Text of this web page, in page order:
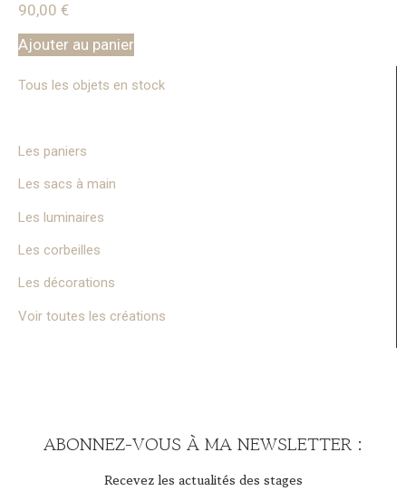
Tous les objets en stock
Les paniers
Les sacs à main
Les luminaires
Les corbeilles
Les décorations
Voir toutes les créations
90,00 €
Ajouter au panier
ABONNEZ-VOUS À MA NEWSLETTER :
Recevez les actualités des stages